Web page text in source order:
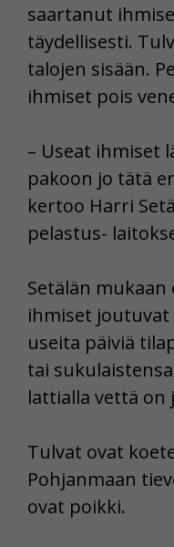
saartanut
täydellisesti.
talojen sisään.
ihmiset pois
– Useat ihmiset
pakoon jo tätä
kertoo Harri
pelastus-
Setälän
ihmiset
useita päiviä
tai
lattialla vettä on
Tulvat ovat
Pohjanmaan
ovat poikki.